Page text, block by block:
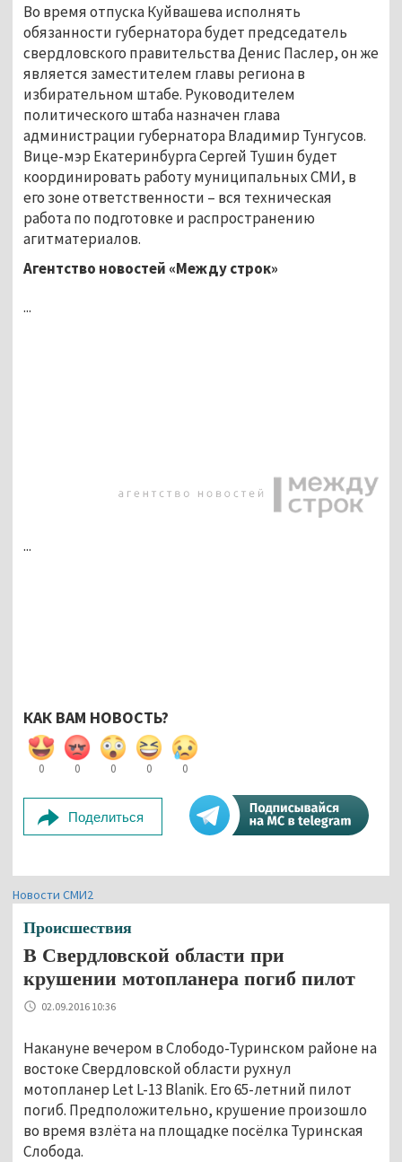
Во время отпуска Куйвашева исполнять
обязанности губернатора будет председатель
свердловского правительства Денис Паслер, он же
является заместителем главы региона в
избирательном штабе. Руководителем
политического штаба назначен глава
администрации губернатора Владимир Тунгусов.
Вице-мэр Екатеринбурга Сергей Тушин будет
координировать работу муниципальных СМИ, в
его зоне ответственности – вся техническая
работа по подготовке и распространению
агитматериалов.
Агентство новостей «Между строк»
...
...
КАК ВАМ НОВОСТЬ?
0 0 0 0 0
Поделиться
Новости СМИ2
Происшествия
В Свердловской области при
крушении мотопланера погиб пилот
02.09.2016 10:36
Накануне вечером в Слободо-Туринском районе на
востоке Свердловской области рухнул
мотопланер Let L-13 Blanik. Его 65-летний пилот
погиб. Предположительно, крушение произошло
во время взлёта на площадке посёлка Туринская
Слобода.